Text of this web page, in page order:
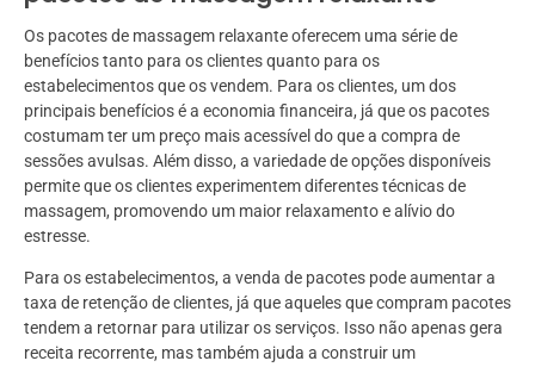
Os pacotes de massagem relaxante oferecem uma série de
benefícios tanto para os clientes quanto para os
estabelecimentos que os vendem. Para os clientes, um dos
principais benefícios é a economia financeira, já que os pacotes
costumam ter um preço mais acessível do que a compra de
sessões avulsas. Além disso, a variedade de opções disponíveis
permite que os clientes experimentem diferentes técnicas de
massagem, promovendo um maior relaxamento e alívio do
estresse.
Para os estabelecimentos, a venda de pacotes pode aumentar a
taxa de retenção de clientes, já que aqueles que compram pacotes
tendem a retornar para utilizar os serviços. Isso não apenas gera
receita recorrente, mas também ajuda a construir um